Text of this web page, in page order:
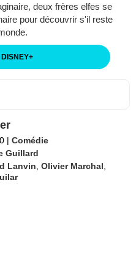
deux frères elfes se
pour découvrir s'il reste
+
| Comédie
Guillard
Lanvin ,Olivier Marchal